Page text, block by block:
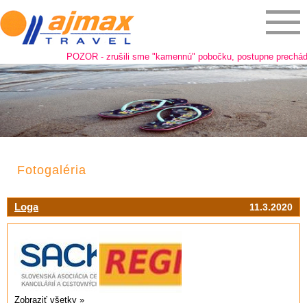
POZOR - zrušili sme "kamennú" pobočku, postupne
Fotogaléria
Loga 11.3.2020
Zobraziť všetky »